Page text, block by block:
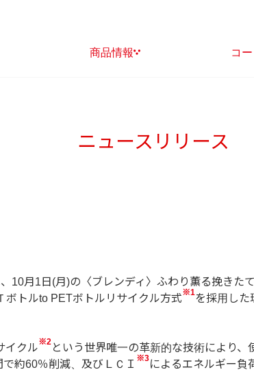
商品情報 コ
ニュースリリース
月1日(月)の〈ブレンディ〉ふわり薫る挽きた
トルto PETボトルリサイクル方式※1を採用した
イクル※2 という世界唯一の革新的な技術により
約60％削減、及びＬＣＩ ※3によるエネルギー負